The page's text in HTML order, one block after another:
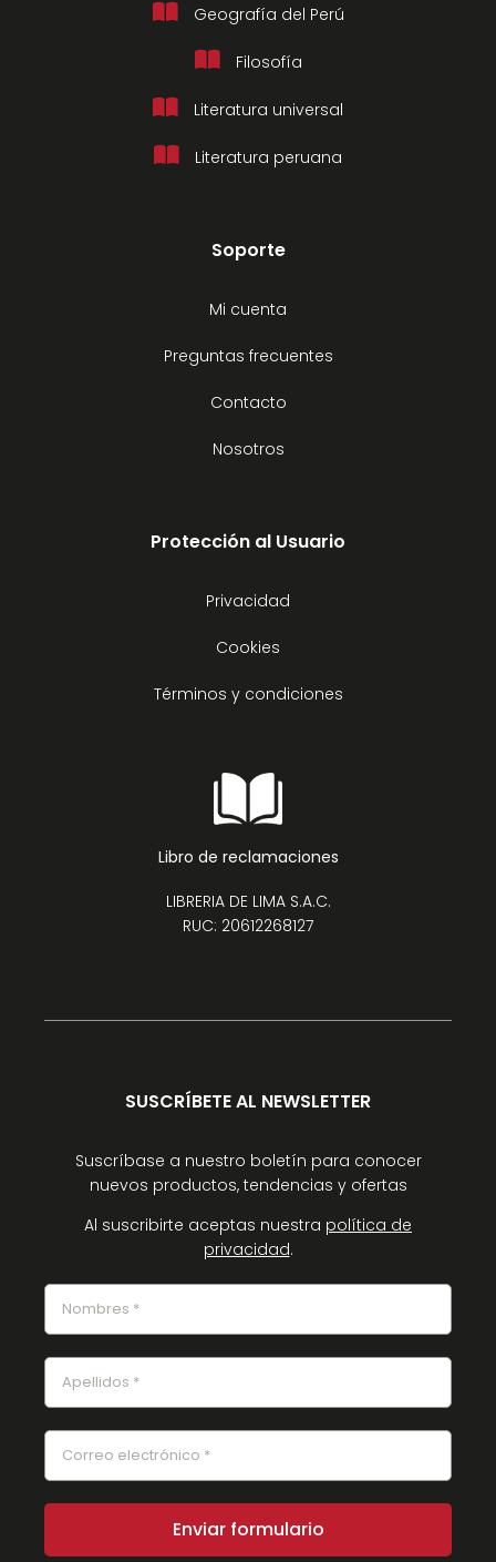
Geografía del Perú
Filosofía
Literatura universal
Literatura peruana
Soporte
Mi cuenta
Preguntas frecuentes
Contacto
Nosotros
Protección al Usuario
Privacidad
Cookies
Términos y condiciones
Libro de reclamaciones
LIBRERIA DE LIMA S.A.C.
RUC: 20612268127
SUSCRÍBETE AL NEWSLETTER
Suscríbase a nuestro boletín para conocer
nuevos productos, tendencias y ofertas
Al suscribirte aceptas nuestra política de
privacidad.